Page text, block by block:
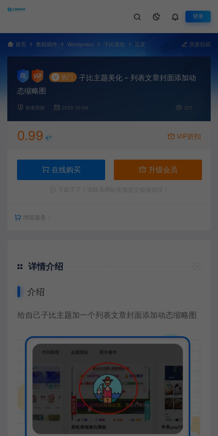
登录
首页 教程插件 Wordpress 子比美化 正文 我要投稿
# 热门
子比主题美化 – 列表文章封面添加动
态缩略图
智者熊猫 2025-10-04 327
0.99 💎 VIP折扣
在线购买 升级会员
增值服务：
详情介绍
介绍
给自己子比主题加一个列表文章封面添加动态缩略图